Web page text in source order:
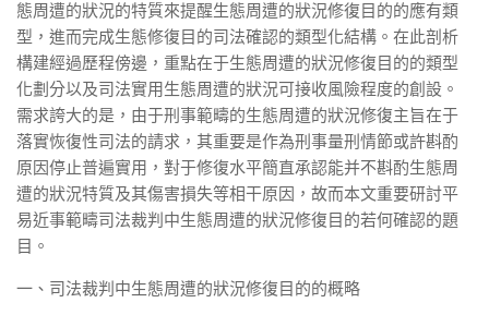
態周遭的狀況的特質來提醒生態周遭的狀況修復目的的應有類
型，進而完成生態修復目的司法確認的類型化結構。在此剖析
構建經過歷程傍邊，重點在于生態周遭的狀況修復目的的類型
化劃分以及司法實用生態周遭的狀況可接收風險程度的創設。
需求誇大的是，由于刑事範疇的生態周遭的狀況修復主旨在于
落實恢復性司法的請求，其重要是作為刑事量刑情節或許斟酌
原因停止普遍實用，對于修復水平簡直承認能并不斟酌生態周
遭的狀況特質及其傷害損失等相干原因，故而本文重要研討平
易近事範疇司法裁判中生態周遭的狀況修復目的若何確認的題
目。
一、司法裁判中生態周遭的狀況修復目的的概略